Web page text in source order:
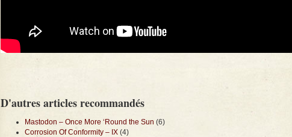
D'autres articles recommandés
Mastodon – Once More ‘Round the Sun (6)
Corrosion Of Conformity – IX (4)